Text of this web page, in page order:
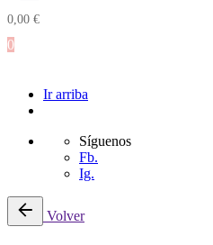
0,00 €
0
Ir arriba
Síguenos
Fb.
Ig.
Volver